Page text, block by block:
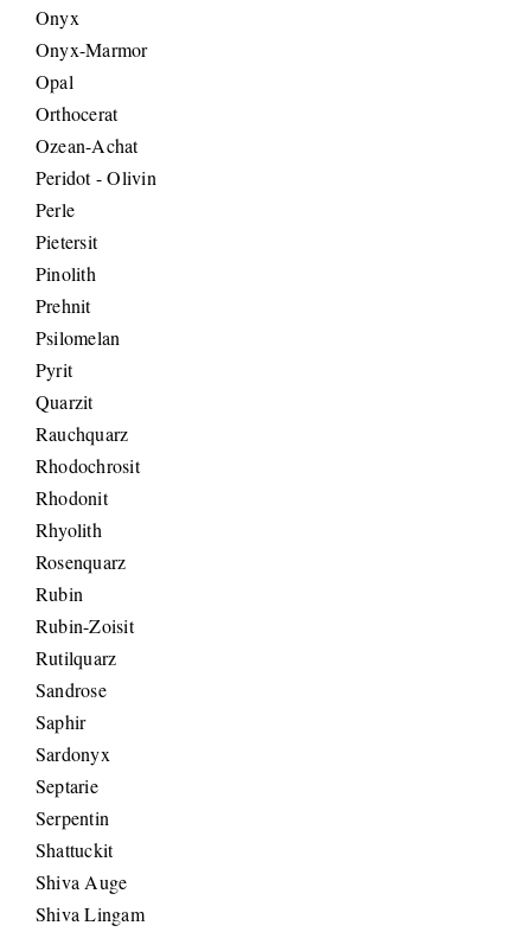
Onyx
Onyx-Marmor
Opal
Orthocerat
Ozean-Achat
Peridot - Olivin
Perle
Pietersit
Pinolith
Prehnit
Psilomelan
Pyrit
Quarzit
Rauchquarz
Rhodochrosit
Rhodonit
Rhyolith
Rosenquarz
Rubin
Rubin-Zoisit
Rutilquarz
Sandrose
Saphir
Sardonyx
Septarie
Serpentin
Shattuckit
Shiva Auge
Shiva Lingam